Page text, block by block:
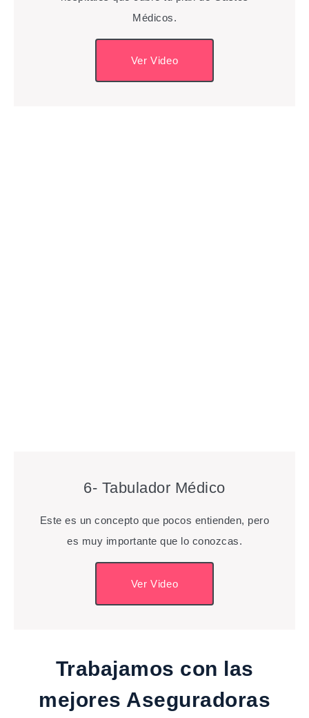
Médicos.
Ver Video
6- Tabulador Médico
Este es un concepto que pocos entienden, pero
es muy importante que lo conozcas.
Ver Video
Trabajamos con las
mejores Aseguradoras